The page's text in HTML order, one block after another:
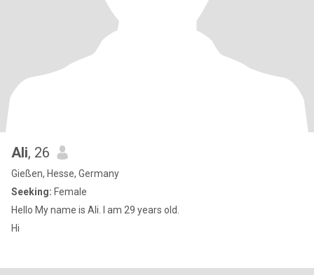
Ali, 26
Gießen, Hesse, Germany
Seeking: Female
Hello My name is Ali. I am 29 years old.
Hi